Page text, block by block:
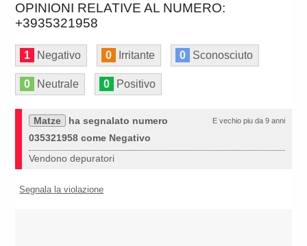
OPINIONI RELATIVE AL NUMERO:
+3935321958
1 Negativo 0 Irritante 0 Sconosciuto
0 Neutrale 0 Positivo
E vechio piu da 9 anni
Matze
ha segnalato numero
035321958 come Negativo
Vendono depuratori
Segnala la violazione